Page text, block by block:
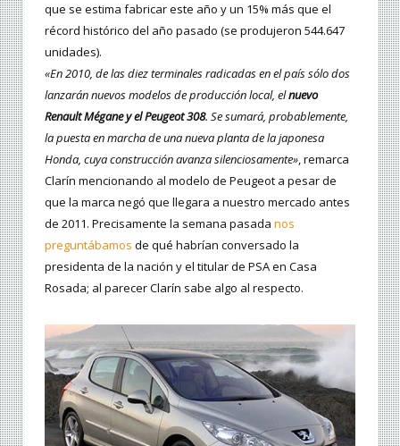
que se estima fabricar este año y un 15% más que el
récord histórico del año pasado (se produjeron 544.647
unidades).
«En 2010, de las diez terminales radicadas en el país sólo dos
lanzarán nuevos modelos de producción local, elnuevo
Renault Mégane y el Peugeot 308. Se sumará, probablemente,
la puesta en marcha de una nueva planta de la japonesa
Honda, cuya construcción avanza silenciosamente», remarca
Clarín mencionando al modelo de Peugeot a pesar de
que la marca negó que llegara a nuestro mercado antes
de 2011. Precisamente la semana pasada nos
preguntábamos de qué habrían conversado la
presidenta de la nación y el titular de PSA en Casa
Rosada; al parecer Clarín sabe algo al respecto.